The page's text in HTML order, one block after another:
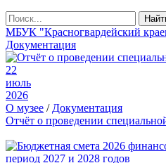
МБУК "Красногвардейский
Документация
22
июль
2026
О музее / Документация
Отчёт о проведении